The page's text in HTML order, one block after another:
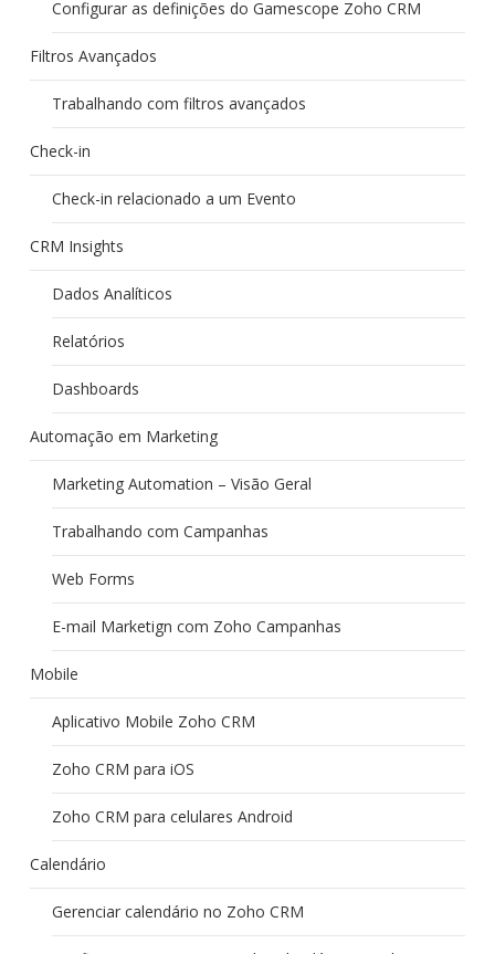
Configurar as definições do Gamescope Zoho CRM
Filtros Avançados
Trabalhando com filtros avançados
Check-in
Check-in relacionado a um Evento
CRM Insights
Dados Analíticos
Relatórios
Dashboards
Automação em Marketing
Marketing Automation – Visão Geral
Trabalhando com Campanhas
Web Forms
E-mail Marketign com Zoho Campanhas
Mobile
Aplicativo Mobile Zoho CRM
Zoho CRM para iOS
Zoho CRM para celulares Android
Calendário
Gerenciar calendário no Zoho CRM